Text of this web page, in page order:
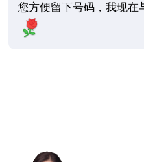
您方便留下号码，我现在